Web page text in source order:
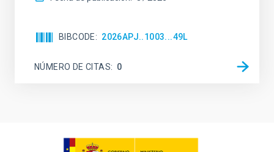
BIBCODE 2026APJ..1003...49L
NÚMERO DE CITAS 0